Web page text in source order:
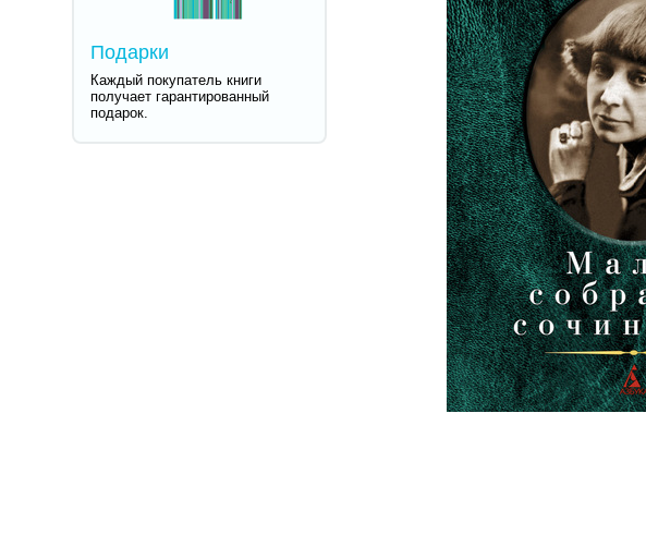
Подарки
Каждый покупатель книги
получает гарантированный
подарок.